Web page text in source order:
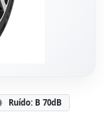
Ruído: B 70dB